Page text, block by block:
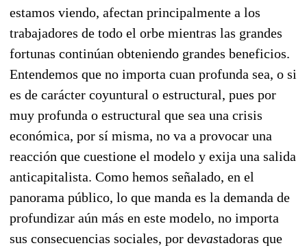
estamos viendo, afectan principalmente a los
trabajadores de todo el orbe mientras las grandes
fortunas continúan obteniendo grandes beneficios.
Entendemos que no importa cuan profunda sea, o si
es de carácter coyuntural o estructural, pues por
muy profunda o estructural que sea una crisis
económica, por sí misma, no va a provocar una
reacción que cuestione el modelo y exija una salida
anticapitalista. Como hemos señalado, en el
panorama público, lo que manda es la demanda de
profundizar aún más en este modelo, no importa
sus consecuencias sociales, por devastadoras que